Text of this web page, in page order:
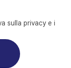
sulla privacy e i